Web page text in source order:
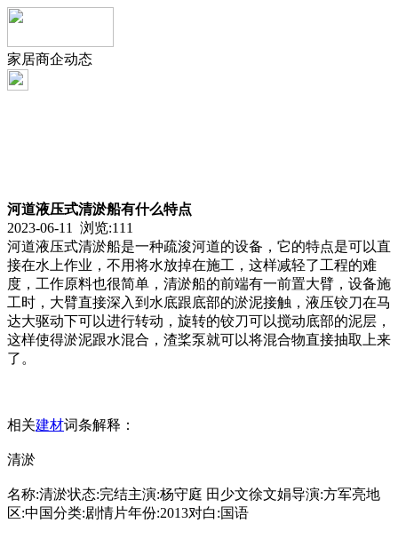
家居商企动态
河道液压式清淤船有什么特点
2023-06-11 浏览:111
河道液压式清淤船是一种疏浚河道的设备，它的特点是可以直
接在水上作业，不用将水放掉在施工，这样减轻了工程的难
度，工作原料也很简单，清淤船的前端有一前置大臂，设备施
工时，大臂直接深入到水底跟底部的淤泥接触，液压铰刀在马
达大驱动下可以进行转动，旋转的铰刀可以搅动底部的泥层，
这样使得淤泥跟水混合，渣桨泵就可以将混合物直接抽取上来
了。
相关建材词条解释：
清淤
名称:清淤状态:完结主演:杨守庭 田少文徐文娟导演:方军亮地
区:中国分类:剧情片年份:2013对白:国语